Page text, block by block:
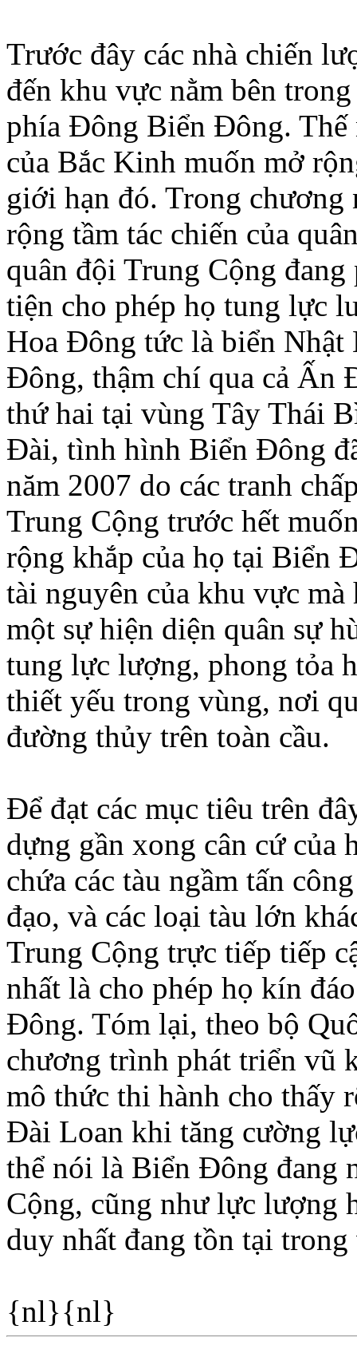
Trước đây các nhà chiến
đến khu vực nằm bên
phía Ðông Biển Ðông. Thế
của Bắc Kinh muốn mở
giới hạn đó. Trong chương
rộng tầm tác chiến của
quân đội Trung Cộng
tiện cho phép họ tung lực
Hoa Ðông tức là biển Nhật
Ðông, thậm chí qua cả Ấn
thứ hai tại vùng Tây Thái
Ðài, tình hình Biển Ðông
năm 2007 do các tranh
Trung Cộng trước hết
rộng khắp của họ tại Biển
tài nguyên của khu vực
một sự hiện diện quân sự
tung lực lượng, phong tỏa
thiết yếu trong vùng, nơi
đường thủy trên toàn cầu.
Ðể đạt các mục tiêu trên
dựng gần xong cân cứ của
chứa các tàu ngầm tấn
đạo, và các loại tàu lớn
Trung Cộng trực tiếp tiếp
nhất là cho phép họ kín
Ðông. Tóm lại, theo bộ
chương trình phát triển vũ
mô thức thi hành cho thấy
Ðài Loan khi tăng cường
thể nói là Biển Ðông đang
Cộng, cũng như lực lượng
duy nhất đang tồn tại
{nl}{nl}